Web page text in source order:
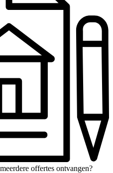
offertes ontvangen?